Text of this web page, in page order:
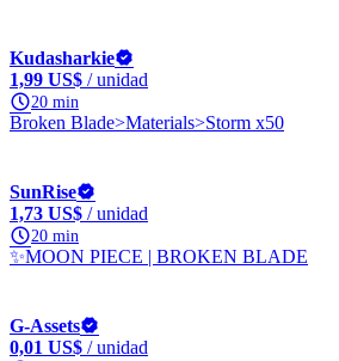
Kudasharkie
1,99 US$ / unidad
20 min
Broken Blade>Materials>Storm x50
SunRise
1,73 US$ / unidad
20 min
✨MOON PIECE | BROKEN BLADE
G-Assets
0,01 US$ / unidad